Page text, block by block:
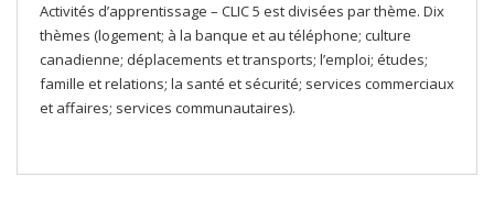
Activités d’apprentissage – CLIC 5 est divisées par thème. Dix
thèmes (logement; à la banque et au téléphone; culture
canadienne; déplacements et transports; l’emploi; études;
famille et relations; la santé et sécurité; services commerciaux
et affaires; services communautaires).